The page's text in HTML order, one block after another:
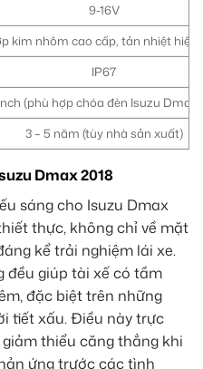
9-16V
kim nhôm cao cấp, tản nhiệt hiệu
IP67
(phù hợp chóa đèn Isuzu Dmax
3 – 5 năm (tùy nhà sản xuất)
Dmax 2018
sáng cho Isuzu Dmax
thực, không chỉ về mặt
kể trải nghiệm lái xe.
đều giúp tài xế có tầm
đặc biệt trên những
tiết xấu. Điều này trực
thiểu căng thẳng khi
ứng trước các tình